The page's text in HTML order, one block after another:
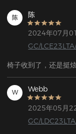
陈 陈
2024年07月
GC/
椅子收到了，还是挺
W Webb
2025年05月
GC/